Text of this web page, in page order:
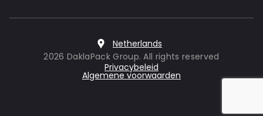
Netherlands
2026 DaklaPack Group. All rights reserved
Privacybeleid
Algemene voorwaarden